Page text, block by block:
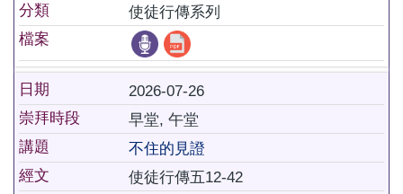
分類
使徒行傳系列
檔案
日期
2026-07-26
崇拜時段
早堂, 午堂
講題
不住的見證
經文
使徒行傳五12-42